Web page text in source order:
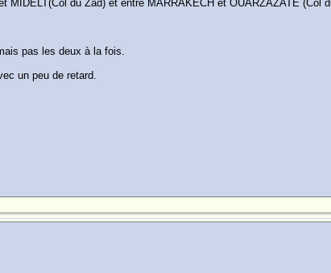
du Zad) et entre MARRAKECH et OUARZAZATE (Col
pas les deux à la fois.
un peu de retard.